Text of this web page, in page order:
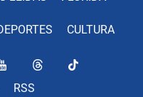
CULTURA
RSS